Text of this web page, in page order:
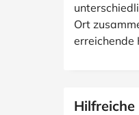
Ort
erreichende